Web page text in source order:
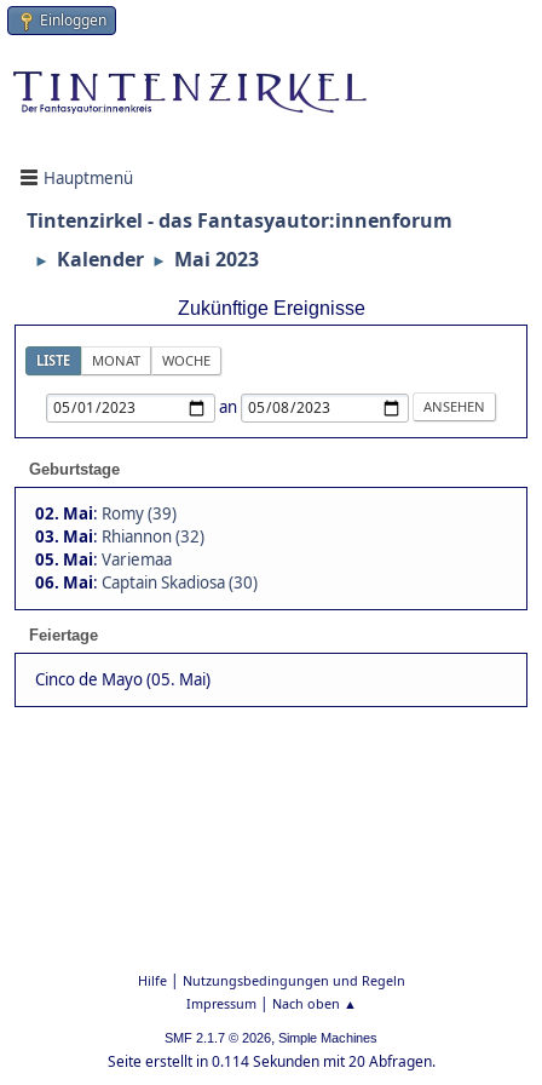
Einloggen
Hauptmenü
Tintenzirkel - das Fantasyautor:innenforum
► Kalender ► Mai 2023
Zukünftige Ereignisse
LISTE MONAT WOCHE
an
Geburtstage
02. Mai: Romy (39)
03. Mai: Rhiannon (32)
05. Mai: Variemaa
06. Mai: Captain Skadiosa (30)
Feiertage
Cinco de Mayo (05. Mai)
Hilfe| Nutzungsbedingungen und Regeln
Impressum| Nach oben ▲
SMF 2.1.7 © 2026, Simple Machines
Seite erstellt in 0.114 Sekunden mit 20 Abfragen.